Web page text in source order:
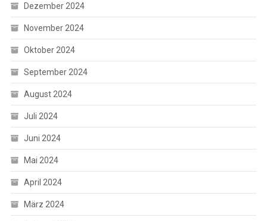
Dezember 2024
November 2024
Oktober 2024
September 2024
August 2024
Juli 2024
Juni 2024
Mai 2024
April 2024
März 2024